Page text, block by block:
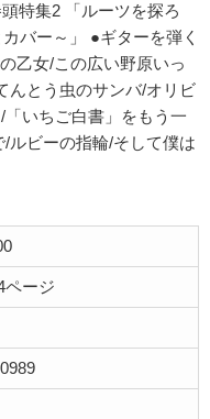
特集2 「ルーツを探ろ
バー～」 ●ギターを弾く
乙女/この広い野原いっ
んとう虫のサンバ/オリビ
いちご白書」をもう一
ルビーの指輪/そして僕は
ページ